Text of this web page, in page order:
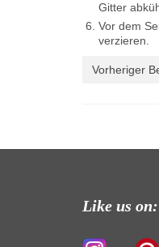
Gitter
Vor dem
verzieren.
Vorheriger
Like us on: